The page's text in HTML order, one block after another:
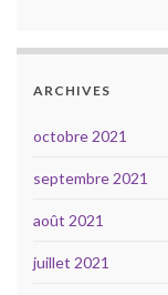
ARCHIVES
octobre 2021
septembre 2021
août 2021
juillet 2021